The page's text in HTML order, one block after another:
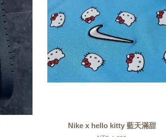
Nike x hello kitty 藍天滿甜